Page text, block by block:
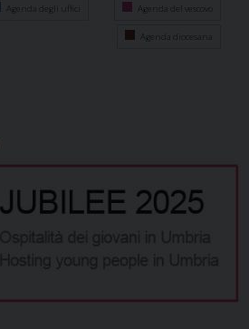
Agenda degli uffici Agenda del vescovo
Agenda diocesana